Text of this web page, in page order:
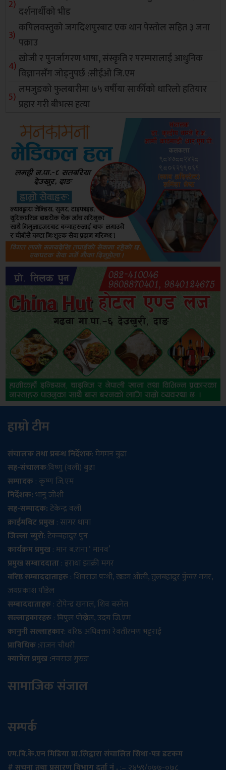
दर्शनार्थीको भीड
कपिलवस्तुको जगदिशपुरबाट एक थान पेस्तोल सहित ३ जना
पक्राउ
खोजी र पुनर्जागरण भाषा, संस्कृति र परम्परालाई आधुनिक
विज्ञानसँग जोड्नुपर्छ :सीईओ जि.एम
लमजुङको फुलबारीमा ७५ वर्षीया सार्कीको धारिलो हतियार
प्रहार गरी बीभत्स हत्या
हाम्रो टीम
संचालक तथा प्रबन्ध निर्देशक: मेगमन बुढा
सह-संचालक:विष्णु (वली) बुढा
सम्पादक: कृष्ण जि.एम
निर्देशक:भानु जोशी
सह-सम्पादक:टेकेन्द्र वली
क्राईमबिट प्रमुख: सागर थापा
जिल्ला ब्युरो: टेकबहादुर पुन
कार्यक्रम प्रमुख: मान ब.राना ‘ मानव’
प्रमुख सम्बाददाता: इराधा झाक्री मगर
वरिष्ठ सम्बाददाताहरु: शिवराज पन्थी, खडग ओली, तुलबहादुर कुँवर मगर,
जयप्रकाश पौडेल
सम्बाददाताहरु: टोपेन्द्र खनाल, शिव बस्नेत
सल्लाहकारहरु: बिपुल पोख्रेल, उदय जि.एम
कानुनी सल्लाहकार: वरिष्ठ अधिवक्ता रेवतीरमण भट्टराई
प्राविधिक :राजन चौधरी
क्यामेरा प्रमुख :नवराज गुरुङ
सामाजिक संजाल
सम्पर्क
एम.बि.के.एन मिडिया प्रा.लिद्वारा संचालित सिधा-पत्र डटकम